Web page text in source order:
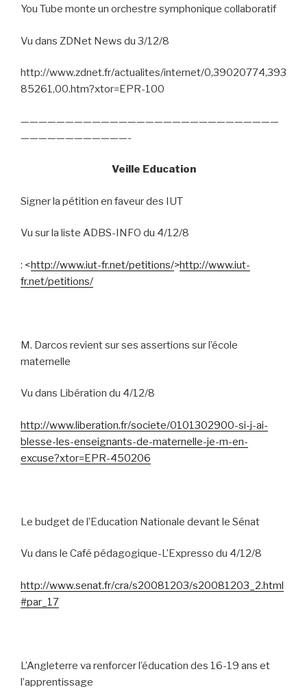
You Tube monte un orchestre symphonique collaboratif
Vu dans ZDNet News du 3/12/8
http://www.zdnet.fr/actualites/internet/0,39020774,393
85261,00.htm?xtor=EPR-100
—————————————————————————————
————————————-
Veille Education
Signer la pétition en faveur des IUT
Vu sur la liste ADBS-INFO du 4/12/8
: <http://www.iut-fr.net/petitions/>http://www.iut-
fr.net/petitions/
M. Darcos revient sur ses assertions sur l’école
maternelle
Vu dans Libération du 4/12/8
http://www.liberation.fr/societe/0101302900-si-j-ai-
blesse-les-enseignants-de-maternelle-je-m-en-
excuse?xtor=EPR-450206
Le budget de l’Education Nationale devant le Sénat
Vu dans le Café pédagogique-L’Expresso du 4/12/8
http://www.senat.fr/cra/s20081203/s20081203_2.html
#par_17
L’Angleterre va renforcer l’éducation des 16-19 ans et
l’apprentissage